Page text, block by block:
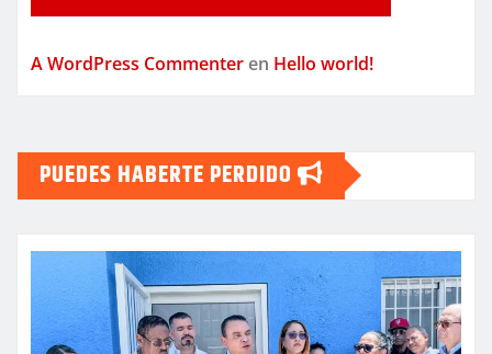
A WordPress Commenter en Hello world!
PUEDES HABERTE PERDIDO